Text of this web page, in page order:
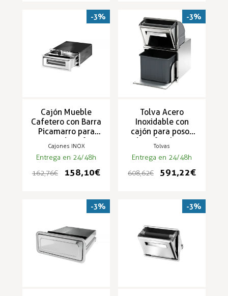
Cajón Mueble
Cafetero con Barra
Picamarro para
poso de café
(354x140) AP-272
Cajones INOX
Entrega en 24/48h
162,76 €
158,10 €
-3%
Tolva Acero
Inoxidable con
cajón para posos
de café y barra
picamarro
(354x573) AG-14
Tolvas
Entrega en 24/48h
608,62 €
591,22 €
-3%
-3% -3%